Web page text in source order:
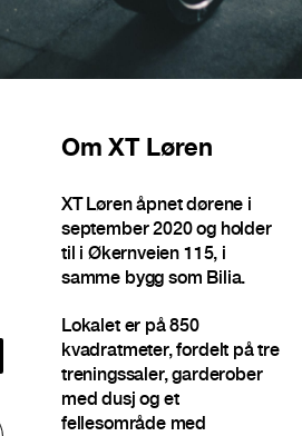
OmXT Løren
XT Løren åpnet dørene i
september 2020 og holder
til i Økernveien 115, i
samme bygg som Bilia.
Lokalet er på 850
kvadratmeter, fordelt på tre
treningssaler, garderober
med dusj og et
fellesområde med